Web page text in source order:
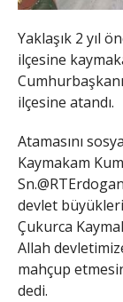
Yaklaşık 2 yıl
ilçesine
ilçesine atandı.
Atamasını
Kaymakam
devlet
Çukurca
Allah
mahçup
dedi.